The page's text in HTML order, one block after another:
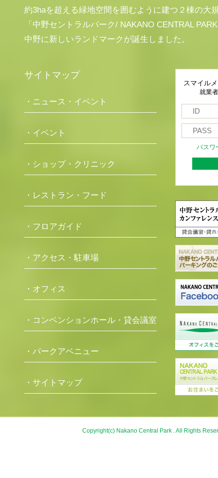
約3haを超える緑地空間を囲むように建つ２棟の大
「中野セントラルパーク/ NAKANO CENTRAL
中野に新しいランドマークが誕生しました。
サイトマップ
・ニュース・イベント
・イベント
・ショップ・クリニック
・レストラン・フード
・フロアガイド
・アクセス・駐車場
・オフィス
・コンベンションホール・貸会議室
・パークアベニュー
・サイトマップ
スマイル
就業
パスワ
Copyright(c) Nakano Central Park . All Rights